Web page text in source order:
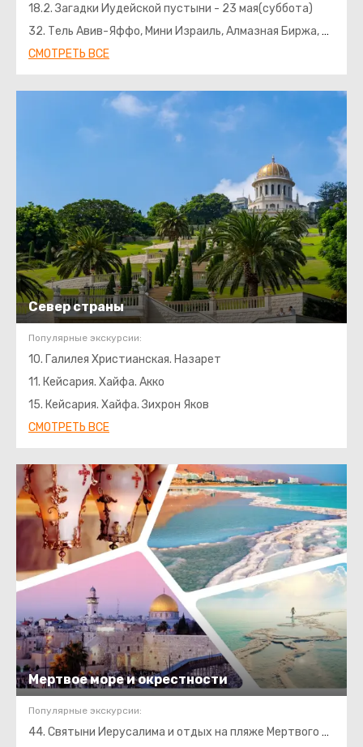
18.2. Загадки Иудейской пустыни - 23 мая(суббота)
32. Тель Авив-Яффо, Мини Израиль, Алмазная Биржа, Абу Гош
СМОТРЕТЬ ВСЕ
Север страны
Популярные экскурсии:
10. Галилея Христианская. Назарет
11. Кейсария. Хайфа. Акко
15. Кейсария. Хайфа. Зихрон Яков
СМОТРЕТЬ ВСЕ
Мертвое море и окрестности
Популярные экскурсии:
44. Святыни Иерусалима и отдых на пляже Мертвого моря